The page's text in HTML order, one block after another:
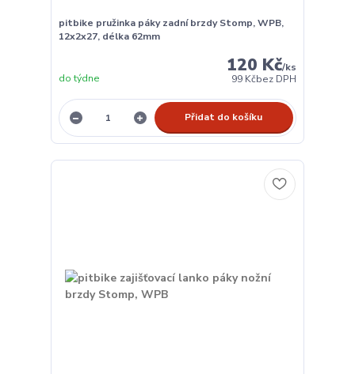
pitbike pružinka páky zadní brzdy Stomp, WPB,
12x2x27, délka 62mm
120 Kč/ks
99 Kčbez DPH
do týdne
Přidat do košíku